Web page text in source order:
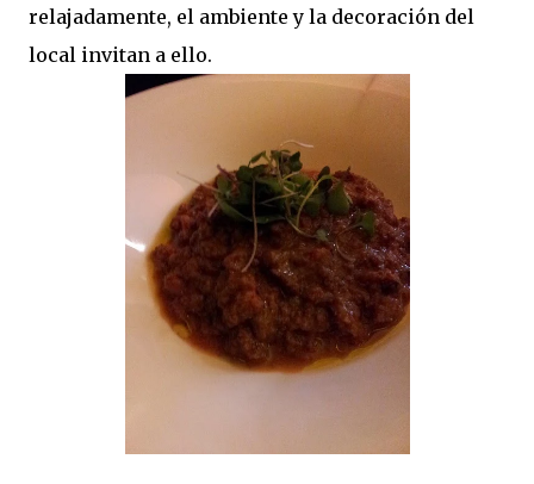
relajadamente, el ambiente y la decoración del
local invitan a ello.